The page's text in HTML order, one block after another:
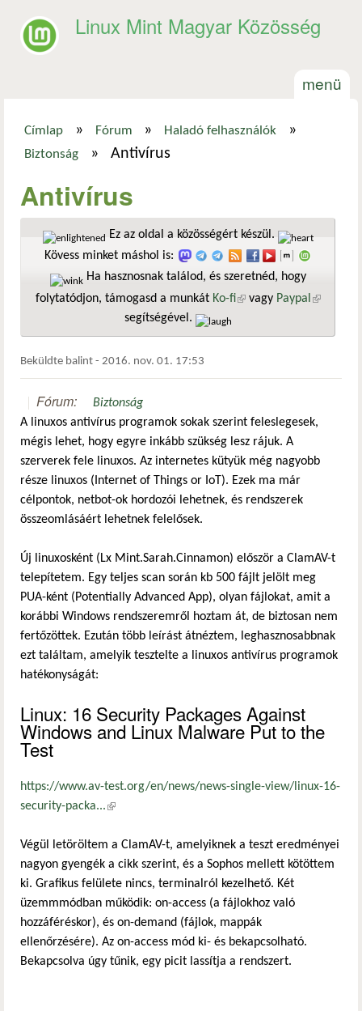
Linux Mint Magyar Közösség
menü
Jelenlegi hely
Címlap » Fórum » Haladó felhasználók »
Biztonság » Antivírus
Antivírus
Ez az oldal a közösségért készül.
Kövess minket máshol is:
Ha hasznosnak találod, és szeretnéd, hogy
folytatódjon, támogasd a munkát Ko-fi(külső hivatkozás)
vagy Paypal
segítségével.
Beküldte balint - 2016. nov. 01. 17:53
Fórum:
Biztonság
A linuxos antivírus programok sokak szerint feleslegesek,
mégis lehet, hogy egyre inkább szükség lesz rájuk. A
szerverek fele linuxos. Az internetes kütyük még nagyobb
része linuxos (Internet of Things or IoT). Ezek ma már
célpontok, netbot-ok hordozói lehetnek, és rendszerek
összeomlásáért lehetnek felelősek.
Új linuxosként (Lx Mint.Sarah.Cinnamon) először a ClamAV-t
telepítetem. Egy teljes scan során kb 500 fájlt jelölt meg
PUA-ként (Potentially Advanced App), olyan fájlokat, amit a
korábbi Windows rendszeremről hoztam át, de biztosan nem
fertőzöttek. Ezután több leírást átnéztem, leghasznosabbnak
ezt találtam, amelyik tesztelte a linuxos antivírus programok
hatékonyságát:
Linux: 16 Security Packages Against
Windows and Linux Malware Put to the
Test
https://www.av-test.org/en/news/news-single-view/linux-16-
security-packa...(külső hivatkozás)
Végül letöröltem a ClamAV-t, amelyiknek a teszt eredményei
nagyon gyengék a cikk szerint, és a Sophos mellett kötöttem
ki. Grafikus felülete nincs, terminalról kezelhető. Két
üzemmmódban működik: on-access (a fájlokhoz való
hozzáféréskor), és on-demand (fájlok, mappák
ellenőrzésére). Az on-access mód ki- és bekapcsolható.
Bekapcsolva úgy tűnik, egy picit lassítja a rendszert.